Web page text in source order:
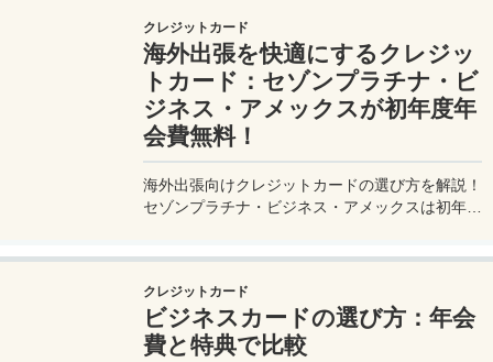
ャートリップで今すぐチェック！
クレジットカード
海外出張を快適にするクレジッ
トカード：セゾンプラチナ・ビ
ジネス・アメックスが初年度年
会費無料！
海外出張向けクレジットカードの選び方を解説！
セゾンプラチナ・ビジネス・アメックスは初年度
クレジットカード
ビジネスカードの選び方：年会
費と特典で比較